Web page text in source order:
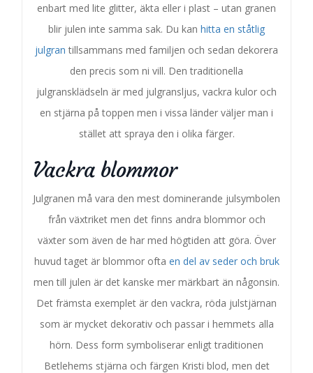
enbart med lite glitter, äkta eller i plast – utan granen
blir julen inte samma sak. Du kan hitta en ståtlig
julgran tillsammans med familjen och sedan dekorera
den precis som ni vill. Den traditionella
julgransklädseln är med julgransljus, vackra kulor och
en stjärna på toppen men i vissa länder väljer man i
stället att spraya den i olika färger.
Vackra blommor
Julgranen må vara den mest dominerande julsymbolen
från växtriket men det finns andra blommor och
växter som även de har med högtiden att göra. Över
huvud taget är blommor ofta en del av seder och bruk
men till julen är det kanske mer märkbart än någonsin.
Det främsta exemplet är den vackra, röda julstjärnan
som är mycket dekorativ och passar i hemmets alla
hörn. Dess form symboliserar enligt traditionen
Betlehems stjärna och färgen Kristi blod, men det